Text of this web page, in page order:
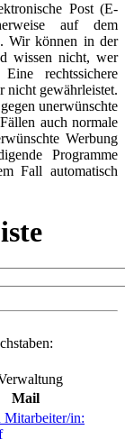
Post (E-
auf dem
Wir können in der
wissen nicht, wer
rechtssichere
nicht gewährleistet.
unerwünschte
auch normale
Werbung
Programme
Fall automatisch
Mail